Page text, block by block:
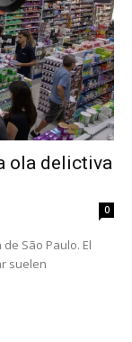
ola delictiva
0
São Paulo. El
suelen